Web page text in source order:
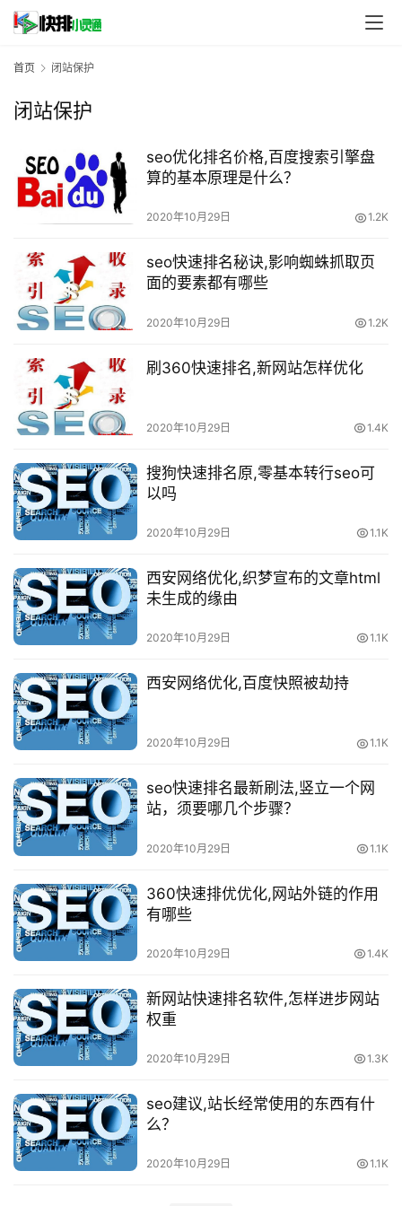
首页 闭站保护
闭站保护
seo优化排名价格,百度搜索引擎盘
算的基本原理是什么？
2020年10月29日 1.2K
seo快速排名秘诀,影响蜘蛛抓取页
面的要素都有哪些
2020年10月29日 1.2K
刷360快速排名,新网站怎样优化
2020年10月29日 1.4K
搜狗快速排名原,零基本转行seo可
以吗
2020年10月29日 1.1K
西安网络优化,织梦宣布的文章html
未生成的缘由
2020年10月29日 1.1K
西安网络优化,百度快照被劫持
2020年10月29日 1.1K
seo快速排名最新刷法,竖立一个网
站，须要哪几个步骤？
2020年10月29日 1.1K
360快速排优优化,网站外链的作用
有哪些
2020年10月29日 1.4K
新网站快速排名软件,怎样进步网站
权重
2020年10月29日 1.3K
seo建议,站长经常使用的东西有什
么？
2020年10月29日 1.1K